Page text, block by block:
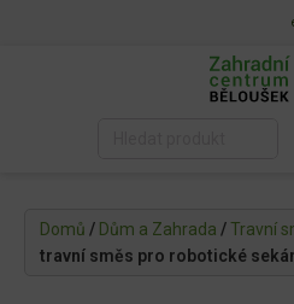
Domů / Dům a Zahrada /Travní
travní směs pro robotické